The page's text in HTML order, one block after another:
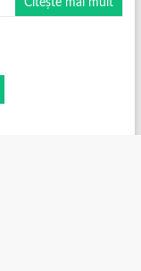
Citește mai mult